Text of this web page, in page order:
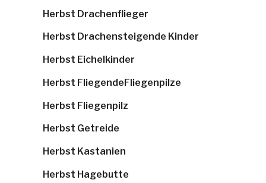
Herbst Drachenflieger
Herbst Drachensteigende Kinder
Herbst Eichelkinder
Herbst FliegendeFliegenpilze
Herbst Fliegenpilz
Herbst Getreide
Herbst Kastanien
Herbst Hagebutte